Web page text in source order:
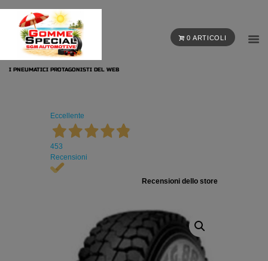
0 ARTICOLI
I PNEUMATICI PROTAGONISTI DEL WEB
Eccellente
453
Recensioni
Recensioni dello store